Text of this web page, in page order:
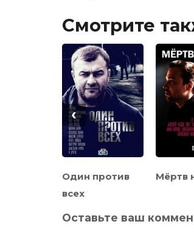
Смотрите
Один против
всех
Мёртв
‹
Оставьте ваш